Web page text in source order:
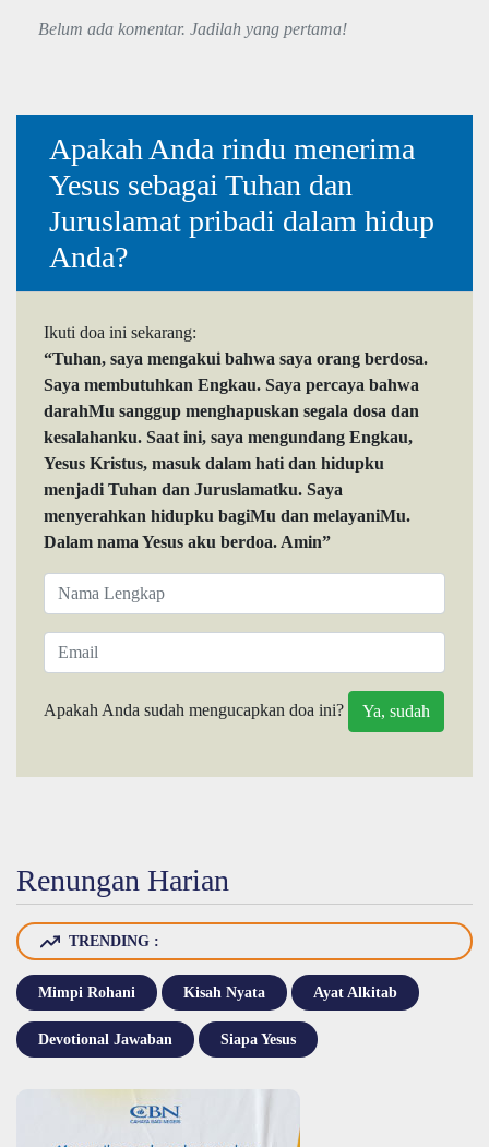
Belum ada komentar. Jadilah yang pertama!
Apakah Anda rindu menerima
Yesus sebagai Tuhan dan
Juruslamat pribadi dalam hidup
Anda?
Ikuti doa ini sekarang:
“Tuhan, saya mengakui bahwa saya orang berdosa.
Saya membutuhkan Engkau. Saya percaya bahwa
darahMu sanggup menghapuskan segala dosa dan
kesalahanku. Saat ini, saya mengundang Engkau,
Yesus Kristus, masuk dalam hati dan hidupku
menjadi Tuhan dan Juruslamatku. Saya
menyerahkan hidupku bagiMu dan melayaniMu.
Dalam nama Yesus aku berdoa. Amin”
Apakah Anda sudah mengucapkan doa ini?
Renungan Harian
TRENDING :
Mimpi Rohani Kisah Nyata Ayat Alkitab
Devotional Jawaban Siapa Yesus